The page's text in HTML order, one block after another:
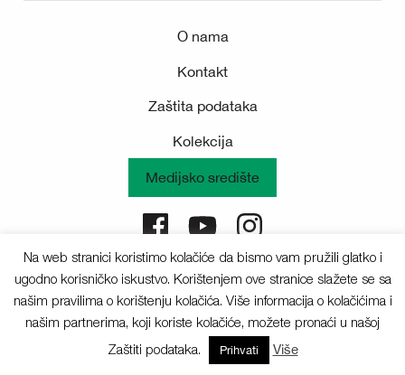
O nama
Kontakt
Zaštita podataka
Kolekcija
Medijsko središte
Sva prava pridržana © 2025 Deichmann
Na web stranici koristimo kolačiće da bismo vam pružili glatko i
ugodno korisničko iskustvo. Korištenjem ove stranice slažete se sa
našim pravilima o korištenju kolačića. Više informacija o kolačićima i
našim partnerima, koji koriste kolačiće, možete pronaći u našoj
Zaštiti podataka.
Prihvati Više